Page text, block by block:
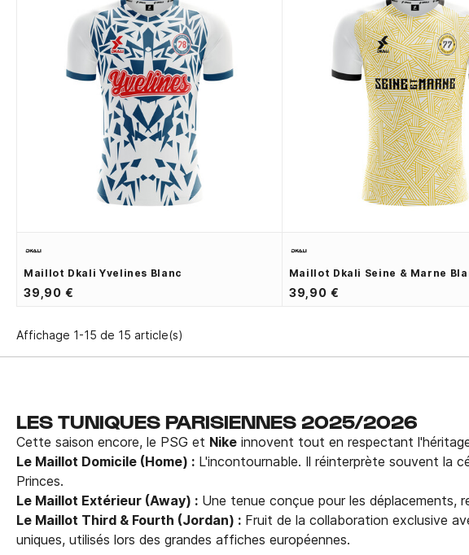
Maillot Dkali Yvelines Blanc
39,90 €
Maillot Dkali Seine & Marne
39,90 €
Affichage 1-15 de 15 article(s)
LES TUNIQUES PARISIENNES 2025/2026
Cette saison encore, le PSG et Nike innovent tout en respectant
Le Maillot Domicile (Home) : L'incontournable. Il réinterprète souvent la
Princes.
Le Maillot Extérieur (Away) : Une tenue conçue pour les déplacements,
Le Maillot Third & Fourth (Jordan) : Fruit de la collaboration exclusive
uniques, utilisés lors des grandes affiches européennes.